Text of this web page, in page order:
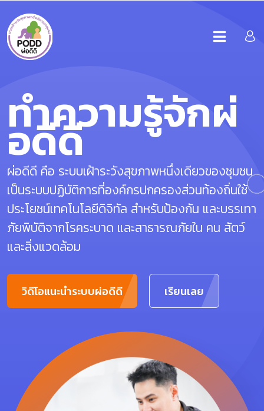
ทำความรู้จักผ่
อดีดี
ผ่อดีดี คือ ระบบเฝ้าระวังสุขภาพหนึ่งเดียวของชุมชน
เป็นระบบปฏิบัติการที่องค์กรปกครองส่วนท้องถิ่นใช้
ประโยชน์เทคโนโลยีดิจิทัล สำหรับป้องกัน และบรรเทา
ภัยพิบัติจากโรคระบาด และสาธารณภัยใน คน สัตว์
และสิ่งแวดล้อม
วิดีโอแนะนำระบบผ่อดีดี เรียนเลย